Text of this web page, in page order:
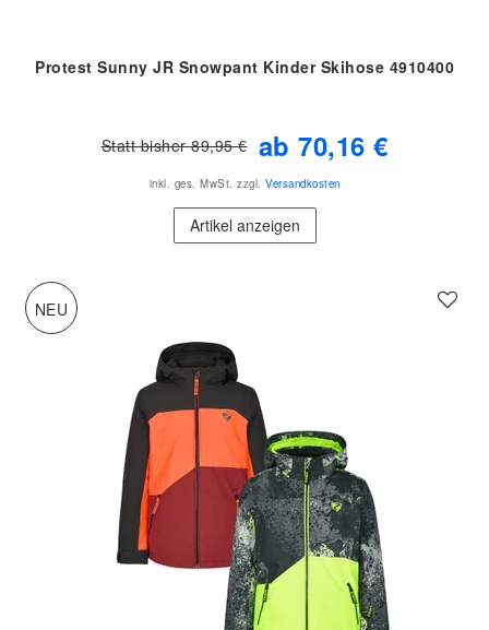
Protest Sunny JR Snowpant Kinder Skihose 4910400
Statt bisher 89,95 € ab 70,16 €
inkl. ges. MwSt. zzgl. Versandkosten
Artikel anzeigen
NEU